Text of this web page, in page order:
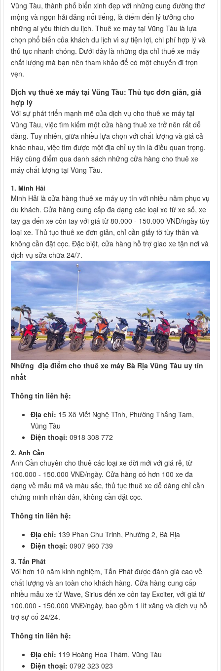
Vũng Tàu, thành phố biển xinh đẹp với những cung đường thơ
mộng và ngọn hải đăng nổi tiếng, là điểm đến lý tưởng cho
những ai yêu thích du lịch. Thuê xe máy tại Vũng Tàu là lựa
chọn phổ biến của khách du lịch vì sự tiện lợi, chi phí hợp lý và
thủ tục nhanh chóng. Dưới đây là những địa chỉ thuê xe máy
chất lượng mà bạn nên tham khảo để có một chuyến đi trọn
vẹn.
Dịch vụ thuê xe máy tại Vũng Tàu: Thủ tục đơn giản, giá
hợp lý
Với sự phát triển mạnh mẽ của dịch vụ cho thuê xe máy tại
Vũng Tàu, việc tìm kiếm một cửa hàng thuê xe trở nên rất dễ
dàng. Tuy nhiên, giữa nhiều lựa chọn với chất lượng và giá cả
khác nhau, việc tìm được một địa chỉ uy tín là điều quan trọng.
Hãy cùng điểm qua danh sách những cửa hàng cho thuê xe
máy chất lượng tại Vũng Tàu.
1. Minh Hải
Minh Hải là cửa hàng thuê xe máy uy tín với nhiều năm phục vụ
du khách. Cửa hàng cung cấp đa dạng các loại xe từ xe số, xe
tay ga đến xe côn tay với giá từ 80.000 - 150.000 VNĐ/ngày tùy
loại xe. Thủ tục thuê xe đơn giản, chỉ cần giấy tờ tùy thân và
không cần đặt cọc. Đặc biệt, cửa hàng hỗ trợ giao xe tận nơi và
dịch vụ sửa chữa 24/7.
Những địa điểm cho thuê xe máy Bà Rịa Vũng Tàu uy tín
nhất
Thông tin liên hệ:
Địa chỉ: 15 Xô Viết Nghệ Tĩnh, Phường Thắng Tam,
Vũng Tàu
Điện thoại: 0918 308 772
2. Anh Cần
Anh Cần chuyên cho thuê các loại xe đời mới với giá rẻ, từ
100.000 - 150.000 VNĐ/ngày. Cửa hàng có hơn 100 xe đa
dạng về mẫu mã và màu sắc, thủ tục thuê xe dễ dàng chỉ cần
chứng minh nhân dân, không cần đặt cọc.
Thông tin liên hệ:
Địa chỉ: 139 Phan Chu Trinh, Phường 2, Bà Rịa
Điện thoại: 0907 960 739
3. Tấn Phát
Với hơn 10 năm kinh nghiệm, Tấn Phát được đánh giá cao về
chất lượng và an toàn cho khách hàng. Cửa hàng cung cấp
nhiều mẫu xe từ Wave, Sirius đến xe côn tay Exciter, với giá từ
100.000 - 150.000 VNĐ/ngày, bao gồm 1 lít xăng và dịch vụ hỗ
trợ sự cố 24/24.
Thông tin liên hệ:
Địa chỉ: 119 Hoàng Hoa Thám, Vũng Tàu
Điện thoại: 0792 323 023